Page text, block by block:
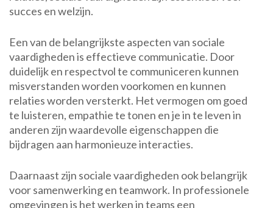
succes en welzijn.
Een van de belangrijkste aspecten van sociale
vaardigheden is effectieve communicatie. Door
duidelijk en respectvol te communiceren kunnen
misverstanden worden voorkomen en kunnen
relaties worden versterkt. Het vermogen om goed
te luisteren, empathie te tonen en je in te leven in
anderen zijn waardevolle eigenschappen die
bijdragen aan harmonieuze interacties.
Daarnaast zijn sociale vaardigheden ook belangrijk
voor samenwerking en teamwork. In professionele
omgevingen is het werken in teams een